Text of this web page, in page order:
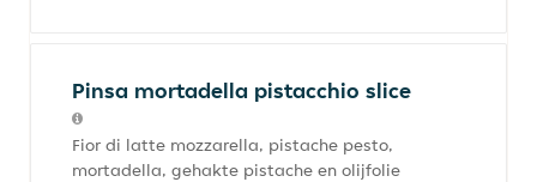
Pinsa mortadella pistacchio slice
Fior di latte mozzarella, pistache pesto,
mortadella, gehakte pistache en olijfolie